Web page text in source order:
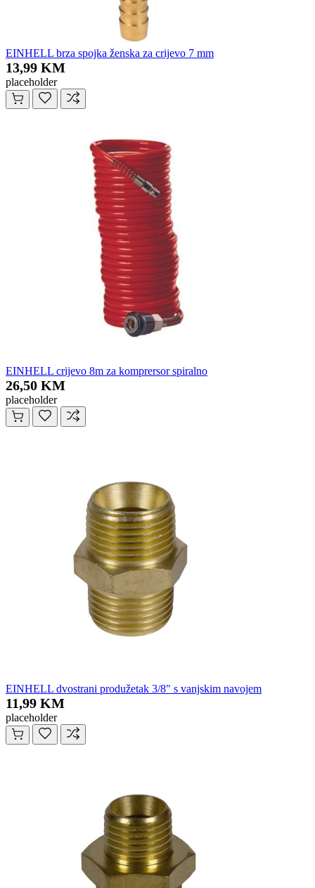
EINHELL brza spojka ženska za crijevo 7 mm
13,99 KM
placeholder
EINHELL crijevo 8m za komprersor spiralno
26,50 KM
placeholder
EINHELL dvostrani produžetak 3/8" s vanjskim navojem
11,99 KM
placeholder